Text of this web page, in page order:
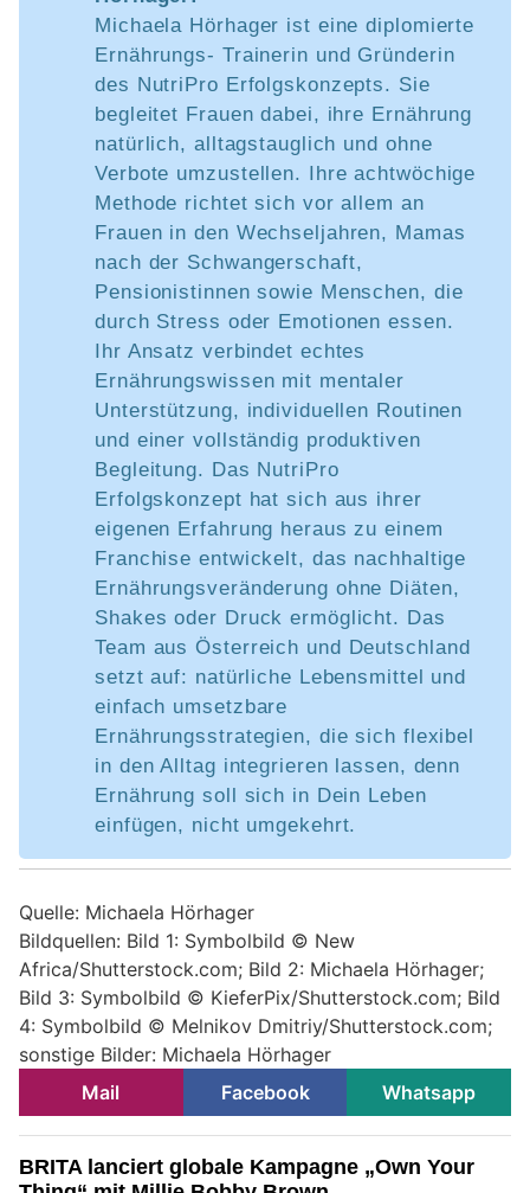
Michaela Hörhager ist eine diplomierte
Ernährungs- Trainerin und Gründerin
des NutriPro Erfolgskonzepts. Sie
begleitet Frauen dabei, ihre Ernährung
natürlich, alltagstauglich und ohne
Verbote umzustellen. Ihre achtwöchige
Methode richtet sich vor allem an
Frauen in den Wechseljahren, Mamas
nach der Schwangerschaft,
Pensionistinnen sowie Menschen, die
durch Stress oder Emotionen essen.
Ihr Ansatz verbindet echtes
Ernährungswissen mit mentaler
Unterstützung, individuellen Routinen
und einer vollständig produktiven
Begleitung. Das NutriPro
Erfolgskonzept hat sich aus ihrer
eigenen Erfahrung heraus zu einem
Franchise entwickelt, das nachhaltige
Ernährungsveränderung ohne Diäten,
Shakes oder Druck ermöglicht. Das
Team aus Österreich und Deutschland
setzt auf: natürliche Lebensmittel und
einfach umsetzbare
Ernährungsstrategien, die sich flexibel
in den Alltag integrieren lassen, denn
Ernährung soll sich in Dein Leben
einfügen, nicht umgekehrt.
Quelle: Michaela Hörhager
Bildquellen: Bild 1: Symbolbild © New
Africa/Shutterstock.com; Bild 2: Michaela Hörhager;
Bild 3: Symbolbild © KieferPix/Shutterstock.com; Bild
4: Symbolbild © Melnikov Dmitriy/Shutterstock.com;
sonstige Bilder: Michaela Hörhager
Mail
Facebook Whatsapp
BRITA lanciert globale Kampagne „Own Your